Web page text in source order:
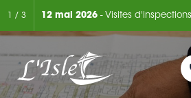
/ 3
de 6 mois 12 mai 2026 - Visites d'inspections résidentielles